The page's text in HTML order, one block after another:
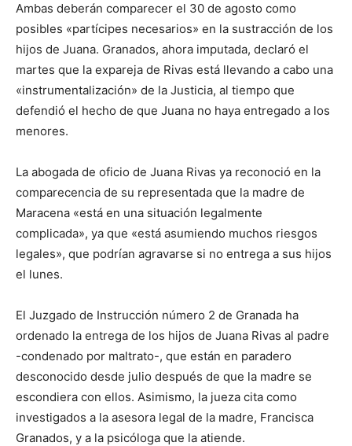
Ambas deberán comparecer el 30 de agosto como
posibles «partícipes necesarios» en la sustracción de los
hijos de Juana. Granados, ahora imputada, declaró el
martes que la expareja de Rivas está llevando a cabo una
«instrumentalización» de la Justicia, al tiempo que
defendió el hecho de que Juana no haya entregado a los
menores.
La abogada de oficio de Juana Rivas ya reconoció en la
comparecencia de su representada que la madre de
Maracena «está en una situación legalmente
complicada», ya que «está asumiendo muchos riesgos
legales», que podrían agravarse si no entrega a sus hijos
el lunes.
El Juzgado de Instrucción número 2 de Granada ha
ordenado la entrega de los hijos de Juana Rivas al padre
-condenado por maltrato-, que están en paradero
desconocido desde julio después de que la madre se
escondiera con ellos. Asimismo, la jueza cita como
investigados a la asesora legal de la madre, Francisca
Granados, y a la psicóloga que la atiende.